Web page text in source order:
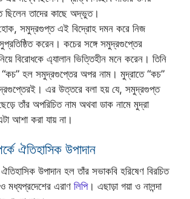
তাদের কাছে অদ্ভুত।
সমুদ্রগুপ্ত এই বিদ্রোহ দমন করে নিজ
করেন। কচের সঙ্গে সমুদ্রগুপ্তের
বিরোধকে এ্যালান ভিত্তিহীন মনে করেন। তিনি
হল সমুদ্রগুপ্তের অপর নাম। মুদ্রাতে “কচ”
এর উত্তরে বলা হয় যে, সমুদ্রগুপ্ত
তাঁর অপরিচিত নাম অথবা ডাক নামে মুদ্রা
আশা করা যায় না।
ঐতিহাসিক উপাদান
উপাদান হল তাঁর সভাকবি হরিষেণ বিরচিত
মধ্যপ্রদেশের এরাণ লিপি। এছাড়া গয়া ও নালন্দা